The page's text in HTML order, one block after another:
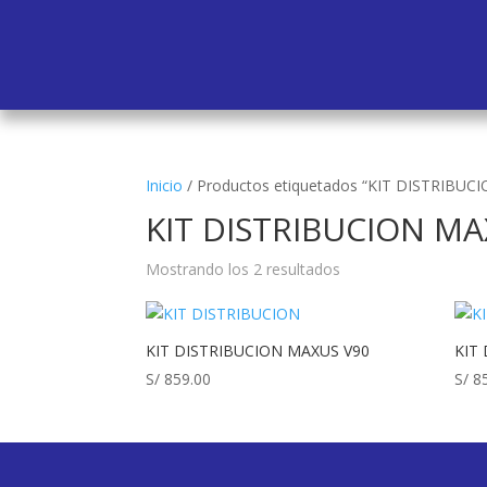
Inicio / Productos etiquetados “KIT
KIT DISTRIBUCION
Mostrando los 2 resultados
KIT DISTRIBUCION MAXUS V90
S/ 859.00
KIT
S/